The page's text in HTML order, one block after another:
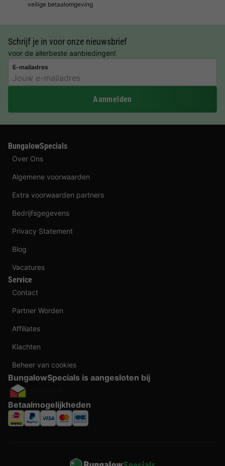
veilige betaalomgeving
Schrijf je in voor onze nieuwsbrief
voor de allerbeste aanbiedingen!
E-mailadres
Aanmelden
BungalowSpecials
Over Ons
Algemene voorwaarden
Extra voorwaarden partners
Bedrijfsgegevens
Privacy Statement
Blog
Vacatures
Service
Contact
Partner Worden
Affiliates
Klachten
Beheer van cookies
BungalowSpecials is aangesloten bij
Betaalmogelijkheden